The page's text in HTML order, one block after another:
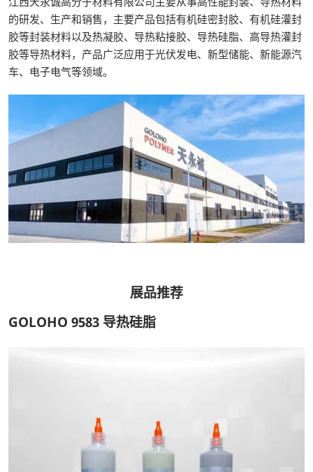
的研发、生产和销售，主要产品包括有机硅密封胶、有机硅灌封
胶等封装材料以及热凝胶、导热粘接胶、导热硅脂、高导热灌封
胶等导热材料，产品广泛应用于光伏发电、新型储能、新能源汽
车、电子电气等领域。
展品推荐
GOLOHO 9583 导热硅脂